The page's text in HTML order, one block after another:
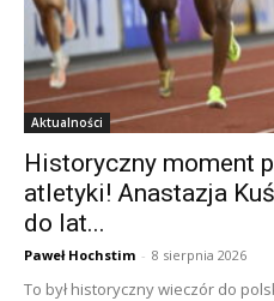
Aktualności
Historyczny moment
atletyki! Anastazja
do lat...
Paweł Hochstim - 8 sierpnia 2026
To był historyczny wieczór do